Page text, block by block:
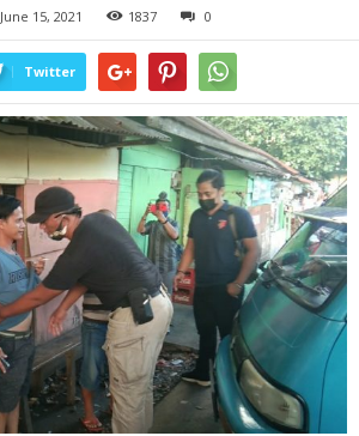
June 15, 2021 1837 0
Twitter